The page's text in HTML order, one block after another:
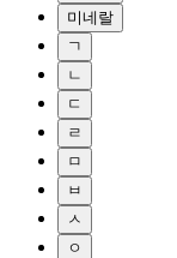
미네랄
ㄱ
ㄴ
ㄷ
ㄹ
ㅁ
ㅂ
ㅅ
ㅇ